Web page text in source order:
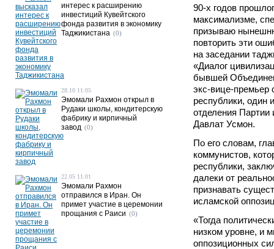
90-х годов
максимализме,
призываю
повторить эти
на заседании
«Диалог
бывшей
экс-вице-премьер
республики, один
отделения
Давлат Усмон.
По его словам,
коммунистов,
республики,
далеки от
признавать
исламской
«Тогда
низком уровне, и
оппозиционных
интерес к расширению
инвестиций Кувейтского
фонда развития в экономику
Таджикистана (0)
28.10 11:05
Эмомали Рахмон открыл в
Рудаки школы, кондитерскую
фабрику и кирпичный
завод (0)
22.05 11:01
Эмомали Рахмон
отправился в Иран. Он
примет участие в церемонии
прощания с Раиси (0)